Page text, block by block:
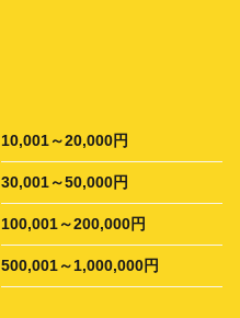
10,001～20,000円
30,001～50,000円
100,001～200,000円
500,001～1,000,000円